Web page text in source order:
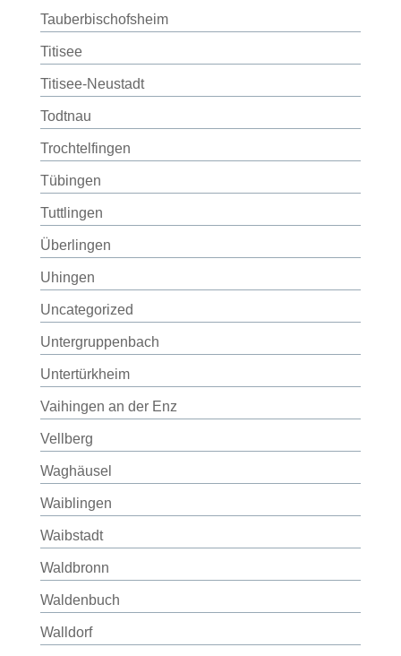
Tauberbischofsheim
Titisee
Titisee-Neustadt
Todtnau
Trochtelfingen
Tübingen
Tuttlingen
Überlingen
Uhingen
Uncategorized
Untergruppenbach
Untertürkheim
Vaihingen an der Enz
Vellberg
Waghäusel
Waiblingen
Waibstadt
Waldbronn
Waldenbuch
Walldorf